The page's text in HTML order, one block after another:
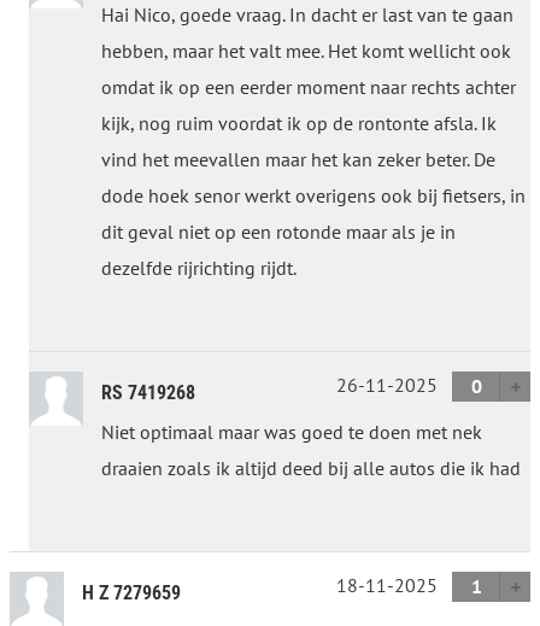
Hai Nico, goede vraag. In dacht er last van te gaan
hebben, maar het valt mee. Het komt wellicht ook
omdat ik op een eerder moment naar rechts achter
kijk, nog ruim voordat ik op de rontonte afsla. Ik
vind het meevallen maar het kan zeker beter. De
dode hoek senor werkt overigens ook bij fietsers, in
dit geval niet op een rotonde maar als je in
dezelfde rijrichting rijdt.
RS 7419268 26-11-2025
0
Niet optimaal maar was goed te doen met nek
draaien zoals ik altijd deed bij alle autos die ik had
H Z 7279659 18-11-2025
1